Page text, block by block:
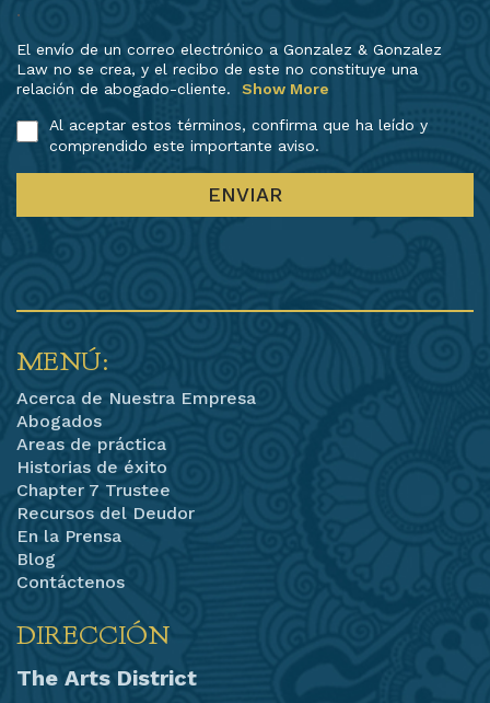
.
El envío de un correo electrónico a Gonzalez & Gonzalez
Law no se crea, y el recibo de este no constituye una
relación de abogado-cliente.
Show More
Al aceptar estos términos, confirma que ha leído y
comprendido este importante aviso.
MENÚ:
Acerca de Nuestra Empresa
Abogados
Areas de práctica
Historias de éxito
Chapter 7 Trustee
Recursos del Deudor
En la Prensa
Blog
Contáctenos
DIRECCIÓN
The Arts District